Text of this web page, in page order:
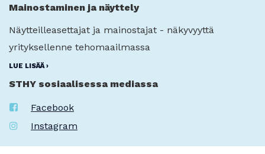
Mainostaminen ja näyttely
Näytteilleasettajat ja mainostajat - näkyvyyttä
yrityksellenne tehomaailmassa
LUE LISÄÄ ›
STHY sosiaalisessa mediassa
Facebook
Instagram